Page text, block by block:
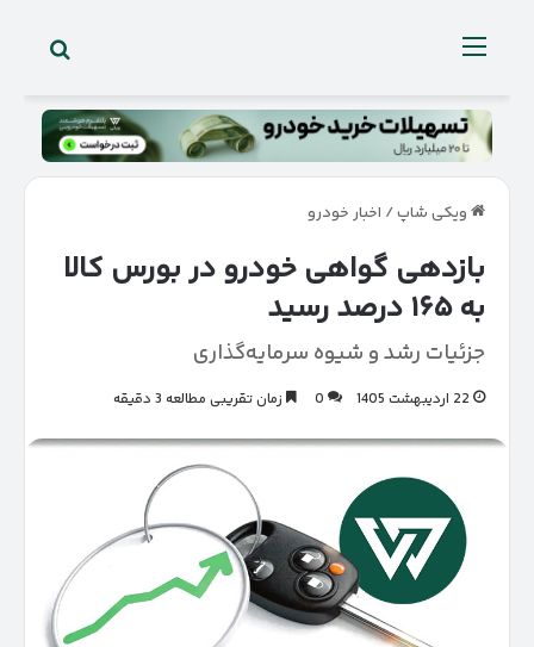
منو
ویکی شاپ/ اخبار خودرو
بازدهی گواهی خودرو در بورس کالا
به ۱۶۵ درصد رسید
جزئیات رشد و شیوه سرمایه‌گذاری
22 اردیبهشت 1405 0 زمان تقریبی مطالعه 3 دقیقه